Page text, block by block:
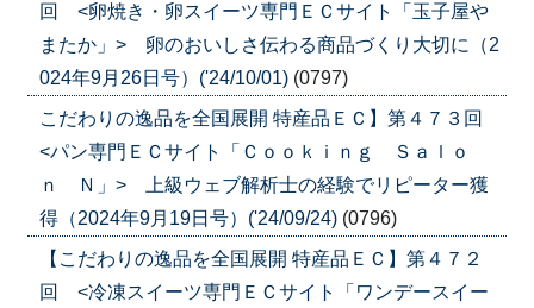
回 <卵焼き・卵スイーツ専門ＥＣサイト「玉子屋や
またか」> 卵のおいしさ伝わる商品づくり大切に（2
024年9月26日号）('24/10/01) (0797)
こだわりの逸品を全国展開 特産品ＥＣ】第４７３回
<パン専門ＥＣサイト「Ｃｏｏｋｉｎｇ Ｓａｌｏ
ｎ Ｎ」> 上級ウェブ解析士の経験でリピーター獲
得（2024年9月19日号）('24/09/24) (0796)
【こだわりの逸品を全国展開 特産品ＥＣ】第４７２
回 <冷凍スイーツ専門ＥＣサイト「ワンデースイー